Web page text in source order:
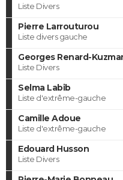
Liste Divers
Pierre Larrouturou
Liste divers gauche
Georges Renard-
Liste Divers
Selma Labib
Liste d'extrême-gauche
Camille Adoue
Liste d'extrême-gauche
Edouard Husson
Liste Divers